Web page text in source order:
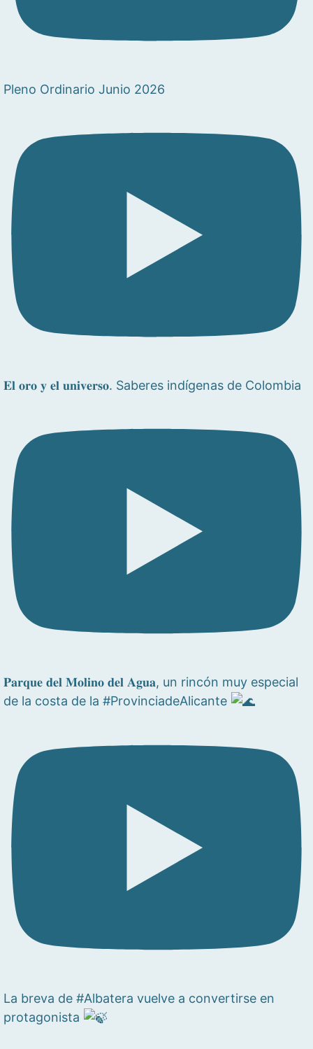
Pleno Ordinario Junio 2026
𝐄𝐥 𝐨𝐫𝐨 𝐲 𝐞𝐥 𝐮𝐧𝐢𝐯𝐞𝐫𝐬𝐨. Saberes indígenas de Colombia
𝐏𝐚𝐫𝐪𝐮𝐞 𝐝𝐞𝐥 𝐌𝐨𝐥𝐢𝐧𝐨 𝐝𝐞𝐥 𝐀𝐠𝐮𝐚, un rincón muy especial
de la costa de la #ProvinciadeAlicante
La breva de #Albatera vuelve a convertirse en
protagonista